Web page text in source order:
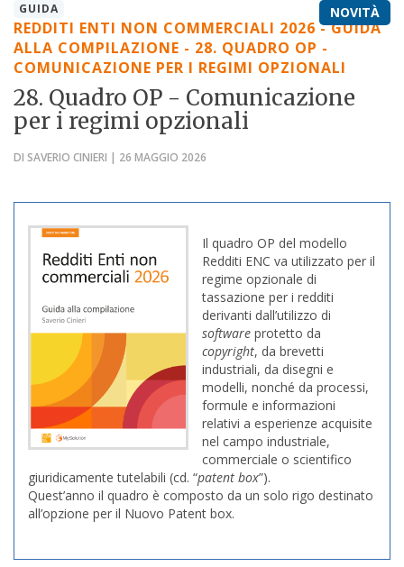
NOVITÀ
GUIDA
REDDITI ENTI NON COMMERCIALI 2026 - GUIDA
ALLA COMPILAZIONE - 28. QUADRO OP -
COMUNICAZIONE PER I REGIMI OPZIONALI
28. Quadro OP - Comunicazione
per i regimi opzionali
DI SAVERIO CINIERI | 26 MAGGIO 2026
Il quadro OP del modello
Redditi ENC va utilizzato per il
regime opzionale di
tassazione per i redditi
derivanti dall’utilizzo di
software protetto da
copyright, da brevetti
industriali, da disegni e
modelli, nonché da processi,
formule e informazioni
relativi a esperienze acquisite
nel campo industriale,
commerciale o scientifico
giuridicamente tutelabili (cd. “patent box”).
Quest’anno il quadro è composto da un solo rigo destinato
all’opzione per il Nuovo Patent box.